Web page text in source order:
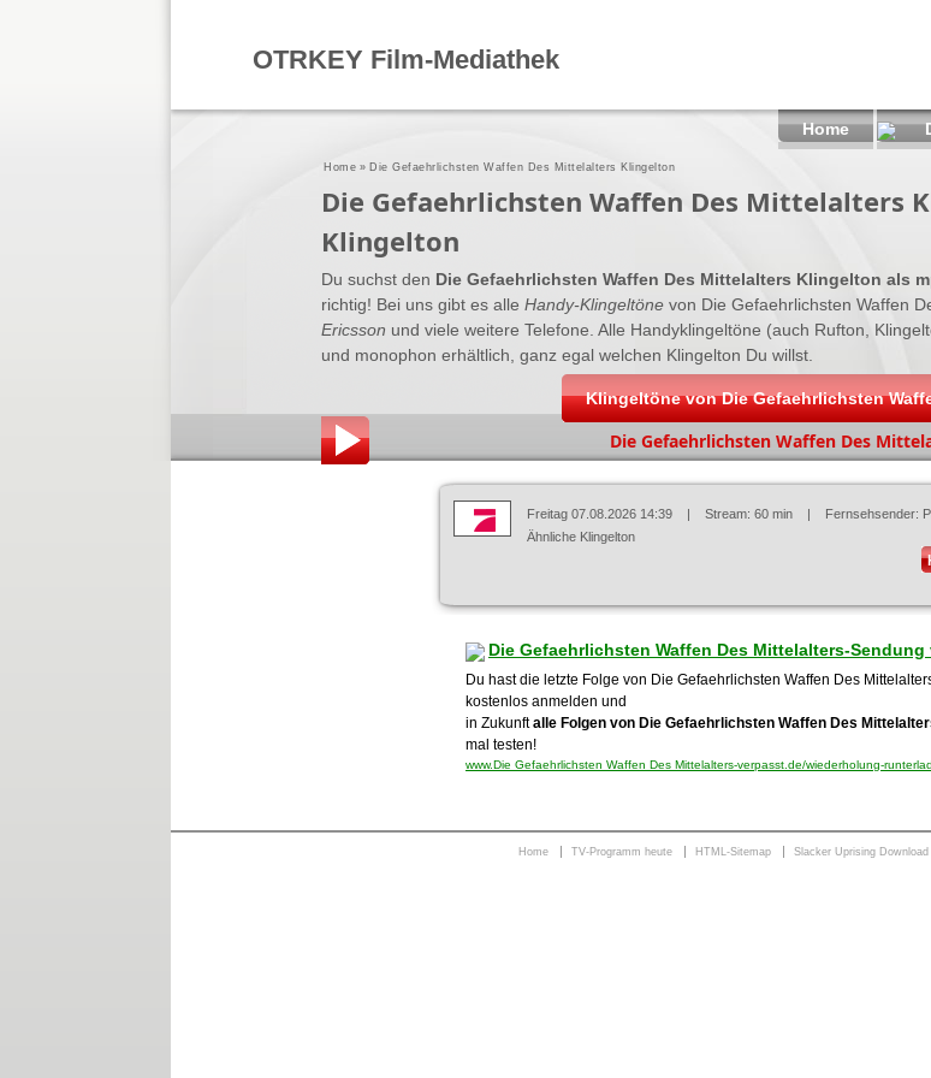
Die Gefaehrlichsten Waffen Des Mittelalters
Klingelton
Du suchst den Die Gefaehrlichsten Waffen Des Mittelalters Klingelton als
richtig! Bei uns gibt es alle Handy-Klingeltöne von Die Gefaehrlichsten Waffen
Ericsson und viele weitere Telefone. Alle Handyklingeltöne (auch Rufton,
und monophon erhältlich, ganz egal welchen Klingelton Du willst.
Klingeltöne von Die Gefaehrlichsten
Die Gefaehrlichsten Waffen Des
Freitag 07.08.2026 14:39 | Stream: 60 min | Fernsehsender:
Ähnliche Klingelton
Die Gefaehrlichsten Waffen Des Mittelalters-Sendung
Du hast die letzte Folge von Die Gefaehrlichsten Waffen Des
kostenlos anmelden und
in Zukunftalle Folgen von Die Gefaehrlichsten Waffen Des
mal testen!
www.Die Gefaehrlichsten Waffen Des Mittelalters-verpasst.de/wiederholung-
Home » Die Gefaehrlichsten Waffen Des Mittelalters Klingelton
OTRKEY Film-Mediathek
Home
Home TV-Programm heute HTML-Sitemap Slacker Uprising